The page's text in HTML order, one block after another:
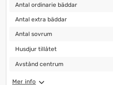
Antal ordinarie bäddar
Antal ordinarie bäddar
Antal extra bäddar
Antal extra bäddar
Antal sovrum
Antal sovrum
Husdjur tillåtet
Husdjur tillåtet
Avstånd centrum
Avstånd centrum
Mer info